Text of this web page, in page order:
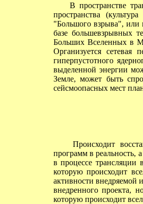
В пространстве
пространства
"Большого взрыва", или
базе большевзрывных
Больших Вселенных в
Организуется сетевая
гиперпустотного
выделенной энергии
Земле, может быть
сейсмоопасных мест
Происходит
программ в реальность,
в процессе трансляции
которую происходит
активности внедряемой
внедренного проекта,
которую происходит